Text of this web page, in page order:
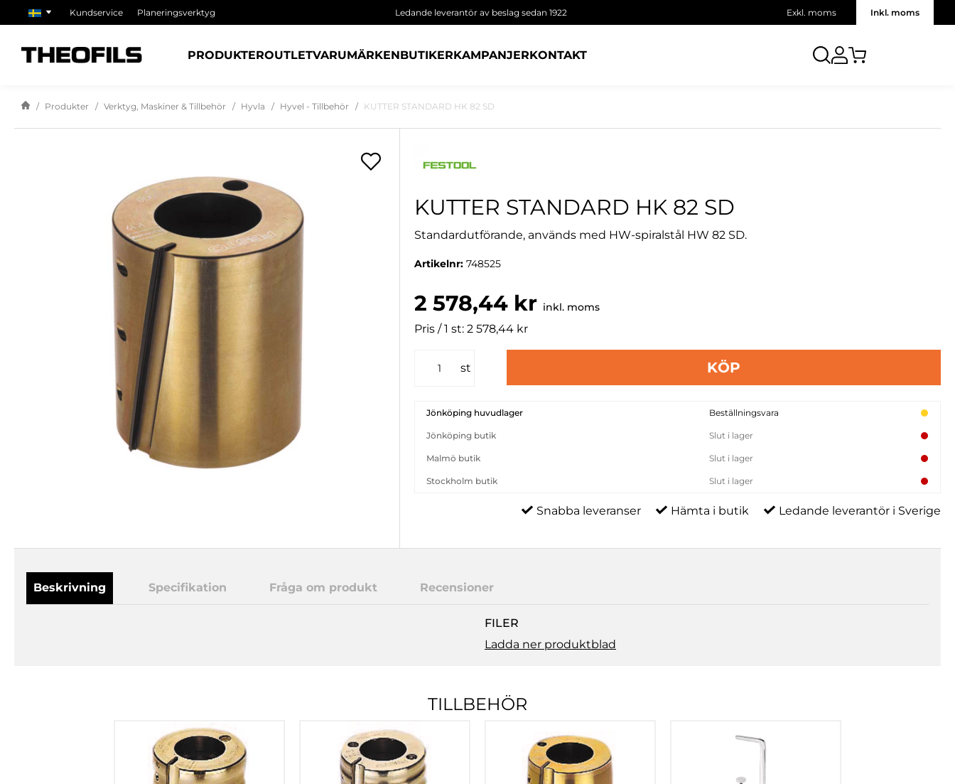
Kundservice Planeringsverktyg Ledande leverantör av beslag sedan 1922 Exkl. moms Inkl. moms
PRODUKTEROUTLETVARUMÄRKENBUTIKERKAMPANJERKONTAKT
Produkter Verktyg, Maskiner & Tillbehör Hyvla Hyvel - Tillbehör KUTTER STANDARD HK 82 SD
KUTTER STANDARD HK 82 SD
Standardutförande, används med HW-spiralstål HW 82 SD.
Artikelnr:748525
2 578,44 kr inkl. moms
Pris / 1 st: 2 578,44 kr
st KÖP
Jönköping huvudlager Beställningsvara
Jönköping butik Slut i lager
Malmö butik Slut i lager
Stockholm butik Slut i lager
Snabba leveranser Hämta i butik Ledande leverantör i Sverige
Beskrivning Specifikation Fråga om produkt Recensioner
FILER
Ladda ner produktblad
TILLBEHÖR